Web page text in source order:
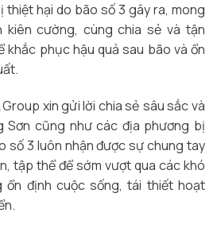
thiệt hại do bão số 3 gây ra, mong
kiên cường, cùng chia sẻ và tận
khắc phục hậu quả sau bão và ổn
Group xin gửi lời chia sẻ sâu sắc và
Sơn cũng như các địa phương bị
số 3 luôn nhận được sự chung tay
tập thể để sớm vượt qua các khó
ổn định cuộc sống, tái thiết hoạt